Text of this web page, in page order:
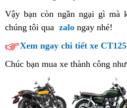
hàng
CBR650R
2023
Phan
Rang
Hness
Pro
Phan
Rang
luôn
cháy
hàng
Vậy bạn còn ngần ngại gì nhập
hàng
mà
chúng tôi lái
nhàn
chán
qua zalo ngay nhé!
Xem ngay chi tiết xe
Chúc bạn mua xe thành công